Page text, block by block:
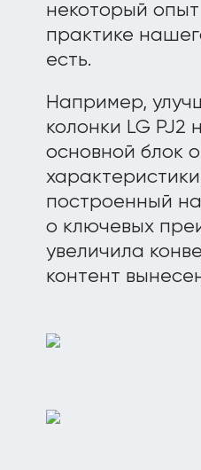
некоторый
практике
есть.
Например,
колонки LG
основной блок
построенный
о ключевых
увеличила
контент